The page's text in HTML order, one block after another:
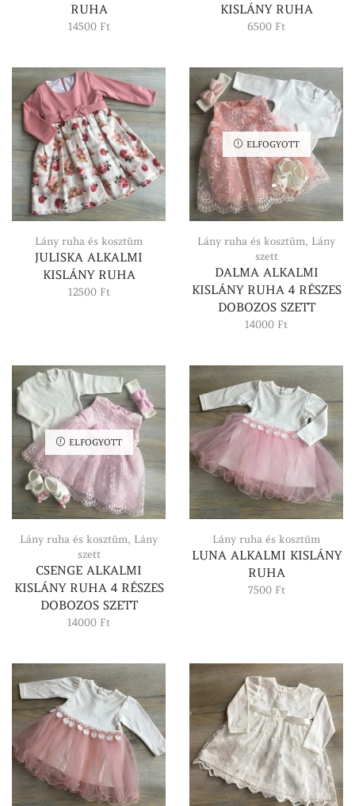
RUHA
14500 Ft
KISLÁNY RUHA
6500 Ft
Lány ruha és kosztüm
JULISKA ALKALMI
KISLÁNY RUHA
12500 Ft
ELFOGYOTT
Lány ruha és kosztüm, Lány
szett
DALMA ALKALMI
KISLÁNY RUHA 4 RÉSZES
DOBOZOS SZETT
14000 Ft
ELFOGYOTT
Lány ruha és kosztüm, Lány
szett
CSENGE ALKALMI
KISLÁNY RUHA 4 RÉSZES
DOBOZOS SZETT
14000 Ft
Lány ruha és kosztüm
LUNA ALKALMI KISLÁNY
RUHA
7500 Ft